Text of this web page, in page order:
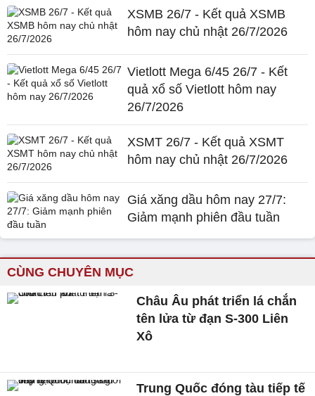
XSMB 26/7 - Kết quả XSMB
hôm nay chủ nhật 26/7/2026
Vietlott Mega 6/45 26/7 - Kết
quả xổ số Vietlott hôm nay
26/7/2026
XSMT 26/7 - Kết quả XSMT
hôm nay chủ nhật 26/7/2026
Giá xăng dầu hôm nay 27/7:
Giảm mạnh phiên đầu tuần
CÙNG CHUYÊN MỤC
Châu Âu phát triển lá chắn
tên lửa từ đạn S-300 Liên
Xô
Trung Quốc đóng tàu tiếp tế